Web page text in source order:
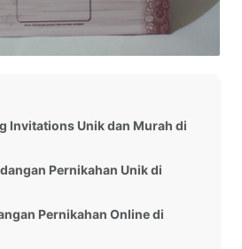
Invitations Unik dan Murah di
Pernikahan Unik di
Pernikahan Online di